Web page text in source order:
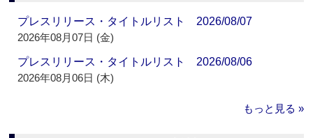
プレスリリース・タイトルリスト 2026/08/07
2026年08月07日 (金)
プレスリリース・タイトルリスト 2026/08/06
2026年08月06日 (木)
もっと見る »